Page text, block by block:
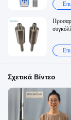
Σχετικά Βίντεο